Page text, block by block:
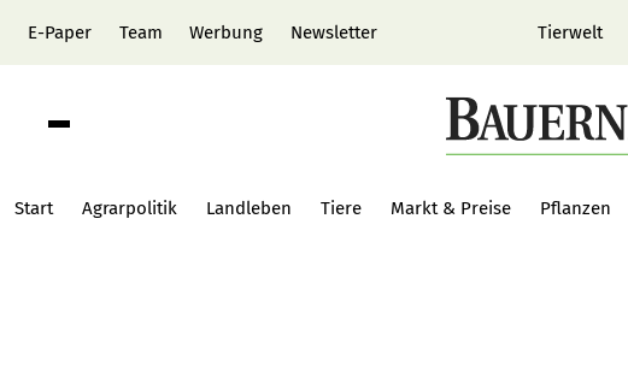
E-Paper Team Werbung Newsletter Tierwelt
Start Agrarpolitik Landleben Tiere Markt & Preise Pflanzen